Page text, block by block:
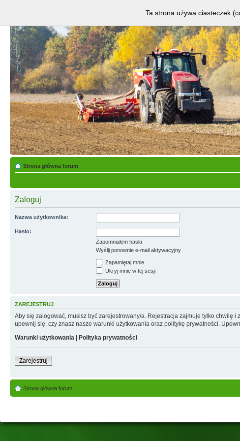
Strona główna forum
Zaloguj
Nazwa użytkownika:
Hasło:
Zapomniałem hasła
Wyślij ponownie e-mail aktywacyjny
Zapamiętaj mnie
Ukryj mnie w tej sesji
ZAREJESTRUJ
Aby się zalogować, musisz być zarejestrowany/a. Rejestracja zajmuje tylko chwilę
upewnij się, czy znasz nasze warunki użytkowania oraz politykę prywatności.
Warunki użytkowania | Polityka prywatności
Zarejestruj
Strona główna forum
Ta strona używa ciasteczek